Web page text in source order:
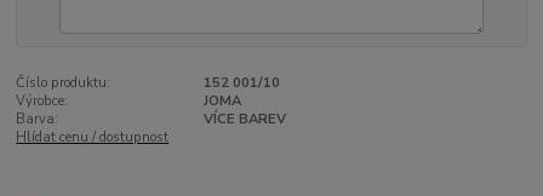
Číslo produktu:
152 001/10
Výrobce:
JOMA
Barva:
VÍCE BAREV
Hlídat cenu / dostupnost